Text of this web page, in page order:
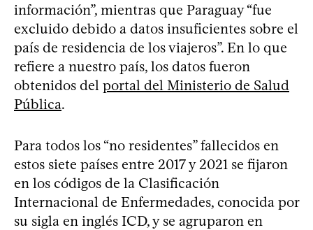
información”, mientras que Paraguay “fue
excluido debido a datos insuficientes sobre el
país de residencia de los viajeros”. En lo que
refiere a nuestro país, los datos fueron
obtenidos del portal del Ministerio de Salud
Pública.
Para todos los “no residentes” fallecidos en
estos siete países entre 2017 y 2021 se fijaron
en los códigos de la Clasificación
Internacional de Enfermedades, conocida por
su sigla en inglés ICD, y se agruparon en